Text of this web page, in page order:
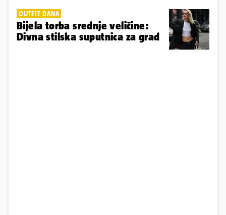
OUTFIT DANA
Bijela torba srednje veličine:
Divna stilska suputnica za grad